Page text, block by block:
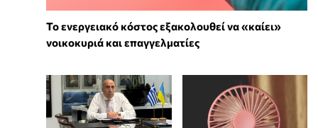
Το ενεργειακό κόστος εξακολουθεί να «καίει»
νοικοκυριά και επαγγελματίες